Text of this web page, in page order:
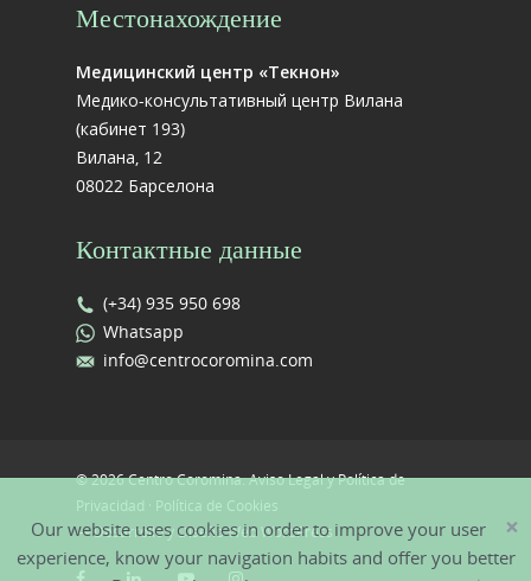
Местонахождение
Медицинский центр «Текнон»
Медико-консультативный центр Вилана
(кабинет 193)
Вилана, 12
08022 Барселона
Контактные данные
(+34) 935 950 698
Whatsapp
info@centrocoromina.com
© 2026 Centro Coromina.Aviso Legal y Política de
Privacidad
Política de Cookies
—Desarrollo y Diseño Web WordPress ×
Our website uses cookies in order to improve your user
experience, know your navigation habits and offer you better